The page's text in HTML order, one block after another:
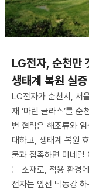
LG전자, 순천만
생태계 복원 실증
LG전자가 순천시, 서
재 ‘마린 글라스’를 순
번 협력은 해조류와
대하고, 생태계 복원
물과 접촉하면 미네랄
는 소재로, 적용 환경
전자는 앞선 낙동강